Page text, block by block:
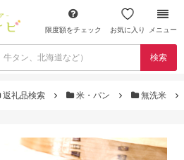
限度額をチェック お気に入り メニュー
検索
返礼品検索 米・パン 無洗米